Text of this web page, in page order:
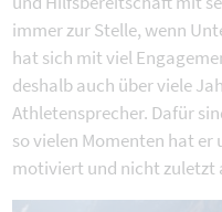
immer zur Stelle, wenn
hat sich mit viel
deshalb auch über viele
Athletensprecher. Dafür
so vielen Momenten hat er
motiviert und nicht zuletzt